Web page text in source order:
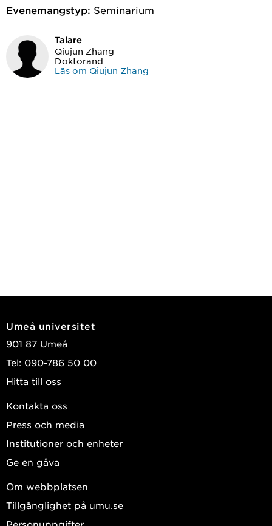
Evenemangstyp: Seminarium
Talare
Qiujun Zhang
Doktorand
Läs om Qiujun Zhang
Umeå universitet
901 87 Umeå
Tel: 090-786 50 00
Hitta till oss
Kontakta oss
Press och media
Institutioner och enheter
Ge en gåva
Om webbplatsen
Tillgänglighet på umu.se